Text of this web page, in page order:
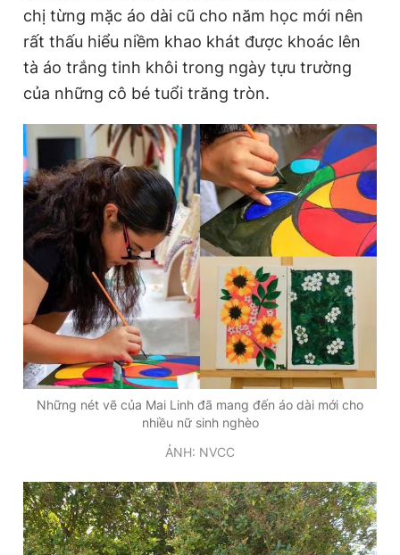
chị từng mặc áo dài cũ cho năm học mới nên
rất thấu hiểu niềm khao khát được khoác lên
tà áo trắng tinh khôi trong ngày tựu trường
của những cô bé tuổi trăng tròn.
Những nét vẽ của Mai Linh đã mang đến áo dài mới cho
nhiều nữ sinh nghèo
ẢNH: NVCC